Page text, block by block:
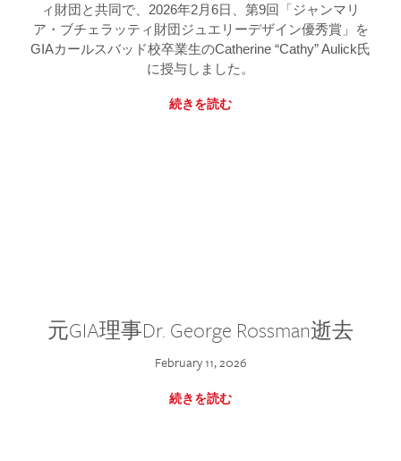
ィ財団と共同で、2026年2月6日、第9回「ジャンマリ
ア・ブチェラッティ財団ジュエリーデザイン優秀賞」を
GIAカールスバッド校卒業生のCatherine “Cathy” Aulick氏
に授与しました。
続きを読む
元GIA理事Dr. George Rossman逝去
February 11, 2026
続きを読む